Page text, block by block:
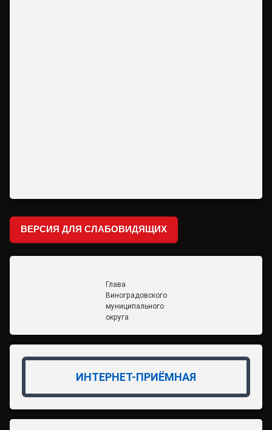
ВЕРСИЯ ДЛЯ СЛАБОВИДЯЩИХ
Глава
Виноградовского
муниципального
округа
ИНТЕРНЕТ-ПРИЁМНАЯ